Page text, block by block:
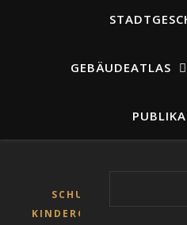
GEBÄUDEATLAS
SCHULEN,
KINDERGÄRTEN,